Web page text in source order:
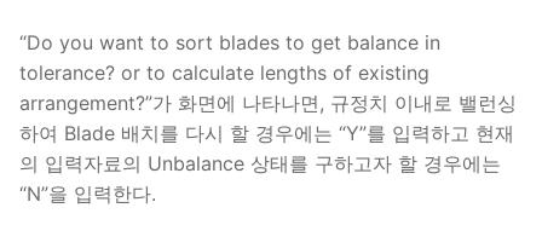
“Do you want to sort blades to get balance in
tolerance? or to calculate lengths of existing
arrangement?”가 화면에 나타나면, 규정치 이내로 밸런싱
하여 Blade 배치를 다시 할 경우에는 “Y”를 입력하고 현재
의 입력자료의 Unbalance 상태를 구하고자 할 경우에는
“N”을 입력한다.